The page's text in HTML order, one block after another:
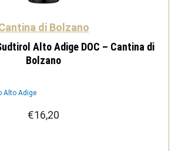
di Bolzano
Alto Adige DOC – Cantina di
Bolzano
Alto Adige
€16,20